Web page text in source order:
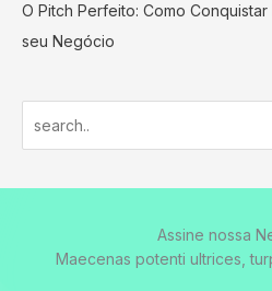
O Pitch Perfeito: Como
seu Negócio
Assine nossa
Maecenas potenti ultrices,